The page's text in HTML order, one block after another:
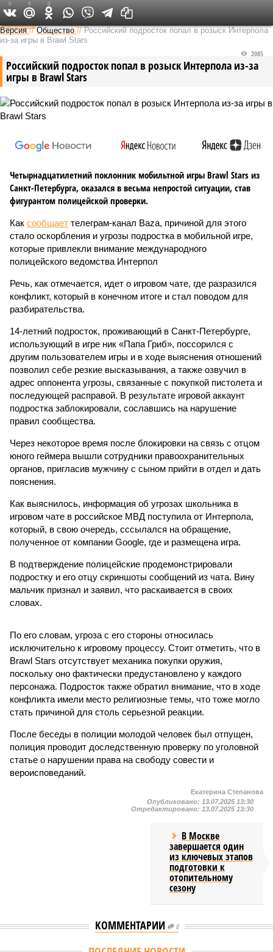
Федеральный выпуск
Версия //Общество //Российский подросток попал в розыск Интерпола
из-за игры в Brawl Stars
Российский подросток попал в розыск Интерпола из-за
игры в Brawl Stars
2085
Четырнадцатилетний поклонник мобильтной игры Brawl Stars из
Санкт-Петербурга, оказался в весьма непростой ситуации, став
фигурантом полицейской проверки.
Как сообщает телеграм-канал Baza, причиной для этого
стало оскорбления и угрозы подростка в мобильной игре,
которые привлекли внимание международного
полицейского ведомства Интерпол
Речь, как отмечается, идет о игровом чате, где разразился
конфликт, который в конечном итоге и стал поводом для
разбирательства.
14-летний подросток, проживающий в Санкт-Петербурге,
использующий в игре ник «Папа Гриб», поссорился с
другим пользователем игры и в ходе выяснения отношений
позволил себе резкие высказывания, а также озвучил в
адрес оппонента угрозы, связанные с покупкой пистолета и
последующей расправой. В результате игровой аккаунт
подростка заблокировали, сославшись на нарушение
правил сообщества.
Через некоторое время после блокировки на связь с отцом
юного геймера вышли сотрудники правоохранительных
органов, пригласив мужчину с сыном прийти в отдел и дать
пояснения.
Как выяснилось, информация об угрозах школьника в
игровом чате в российское МВД поступила от Интерпола,
который, в свою очередь, сссылался на обращение,
полученное от компании Google, где и размещена игра.
В подтверждение полицейские продемонстрировали
подростку и его отцу скриншоты сообщений из чата. Вину
мальчик признал и заявил, что раскаивается в своих
словах.
По его словам, угроза с его стороны относилась
исключительно к игровому процессу. Стоит отметить, что в
Brawl Stars отсутствует механика покупки оружия,
поскольку оно фактически предустановлено у каждого
персонажа. Подросток также обратил внимание, что в ходе
конфликта имели место религиозные темы, что тоже могло
стать причиной для столь серьезной реакции.
После беседы в полиции молодой человек был отпущен,
полиция проводит доследственную проверку по уголовной
статье о нарушении права на свободу совести и
вероисповеданий.
0 0 0
Екатерина Степанова
Опубликовано: 13.07.2025 13:30
Отредактировано: 13.07.2025 13:30
В Москве
завершается один
из ключевых этапов
подготовки к
отопительному
сезону
КОММЕНТАРИИ 0